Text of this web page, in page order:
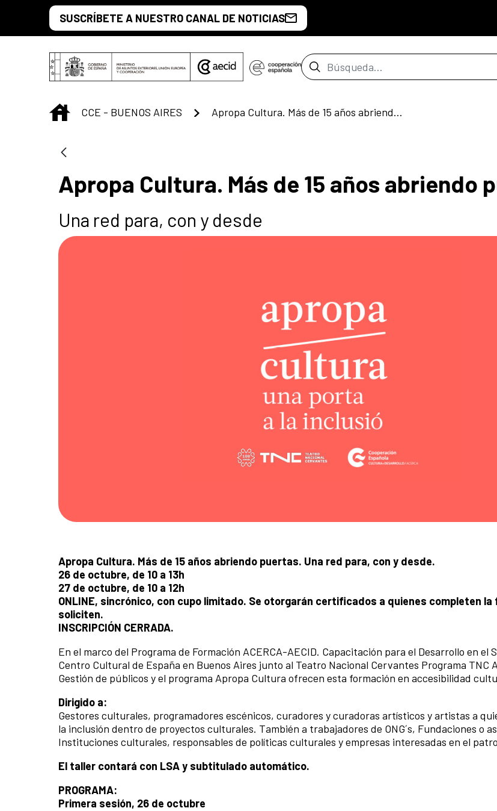
Saltar al contenido principal
SUSCRÍBETE A NUESTRO CANAL DE NOTICIAS
Barra de búsqueda
INICIO
CCE - BUENOS AIRES Apropa Cultura. Más de 15 años abriendo puertas
Apropa Cultura. Más de 15 años abriendo
Una red para, con y desde
Apropa Cultura. Más de 15 años abriendo puertas. Una red para, con y desde.
26 de octubre, de 10 a 13h
27 de octubre, de 10 a 12h
ONLINE, sincrónico, con cupo limitado. Se otorgarán certificados a quienes completen la
soliciten.
INSCRIPCIÓN CERRADA.
En el marco del Programa de Formación ACERCA-AECID. Capacitación para el Desarrollo en el
Centro Cultural de España en Buenos Aires junto al Teatro Nacional Cervantes Programa TNC
Gestión de públicos y el programa Apropa Cultura ofrecen esta formación en accesibilidad
Dirigido a:
Gestores culturales, programadores escénicos, curadores y curadoras artísticos y artistas a
la inclusión dentro de proyectos culturales. También a trabajadores de ONG´s, Fundaciones o
Instituciones culturales, responsables de políticas culturales y empresas interesadas en el
El taller contará con LSA y subtitulado automático.
PROGRAMA:
Primera sesión, 26 de octubre